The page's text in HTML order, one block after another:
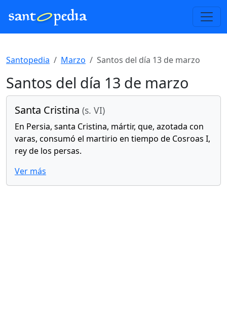
Santopedia Marzo Santos del día 13 de marzo
Santos del día 13 de marzo
Santa Cristina (s. VI)
En Persia, santa Cristina, mártir, que, azotada con
varas, consumó el martirio en tiempo de Cosroas I,
rey de los persas.
Ver más